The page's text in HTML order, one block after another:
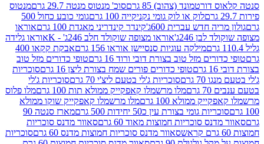
(צהוב) 85 גרם
סוכ' מנטוס מנטה 29.7 גרם
מנטוס
לוק או לוק גומי נקניקייה 100 גרם
גומי כובע כחול 500
חדש עברית 600ג'
קינדר קינדריני מאגדת 100 גרם
אוראו
246ג'
אוראו מצופה שוקולד חלב 246ג' - K
אוראו גלידה
מילקה עוגיות סנסיישן אוראו 156 גרם
אבקת קקאו 400
מזל טוב בצורת דובי ורוד 16 גרם
טופי כדורים מזל טוב
טופי כדורים פורים שמח בצורת ליצן 16 גרם
סוכריות
גרם
סוכריות ג'לי בטעם ליצ'י 70 גרם
סוכריות ג'לי
מלו מרשמלו קאפקייק ממולא תות 100 גרם
מלו פלוס
ממולא 100 גרם
מלו מרשמלו קאפקייק שוקו ממולא
גומי בצורת עין כ50 יחידות 500 גרם
מארז סנטה 90
סוכריות חמוצות מאוד 60 גרם
סאוור מדנס סוכריות
סאוור מדנס סוכריות חמוצות מדנס 60 גרם
סוכריות